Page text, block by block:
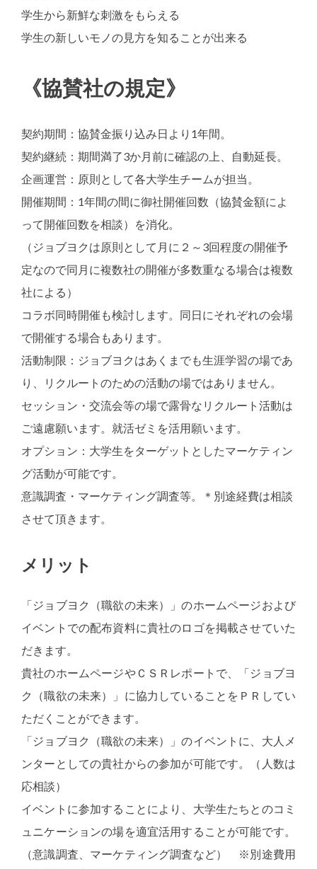
学生から新鮮な刺激をもらえる
学生の新しいモノの見方を知ることが出来る
《協賛社の規定》
契約期間：協賛金振り込み日より1年間。
契約継続：期間満了3か月前に確認の上、自動延長。
企画運営：原則として各大学生チームが担当。
開催期間：1年間の間に御社開催回数（協賛金額によ
って開催回数を相談）を消化。
（ジョブヨクは原則として月に２～3回程度の開催予
定なので同月に複数社の開催が多数重なる場合は複数
社による）
コラボ同時開催も検討します。同日にそれぞれの会場
で開催する場合もあります。
活動制限：ジョブヨクはあくまでも生涯学習の場であ
り、リクルートのための活動の場ではありません。
セッション・交流会等の場で露骨なリクルート活動は
ご遠慮願います。就活ゼミを活用願います。
オプション：大学生をターゲットとしたマーケティン
グ活動が可能です。
意識調査・マーケティング調査等。＊別途経費は相談
させて頂きます。
メリット
「ジョブヨク（職欲の未来）」のホームページおよび
イベントでの配布資料に貴社のロゴを掲載させていた
だきます。
貴社のホームページやＣＳＲレポートで、「ジョブヨ
ク（職欲の未来）」に協力していることをＰＲしてい
ただくことができます。
「ジョブヨク（職欲の未来）」のイベントに、大人メ
ンターとしての貴社からの参加が可能です。（人数は
応相談）
イベントに参加することにより、大学生たちとのコミ
ュニケーションの場を適宜活用することが可能です。
（意識調査、マーケティング調査など） ※別途費用